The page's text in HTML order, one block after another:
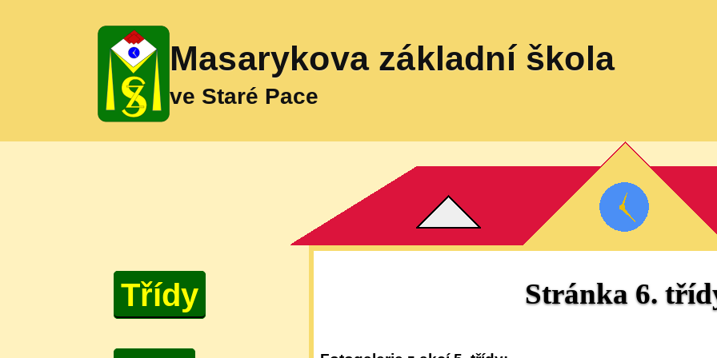
Masarykova základní škola
ve Staré Pace
Třídy Stránka 6.